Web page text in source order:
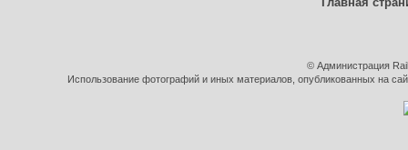
© Администрация
Использование фотографий и иных материалов, опубликованных на